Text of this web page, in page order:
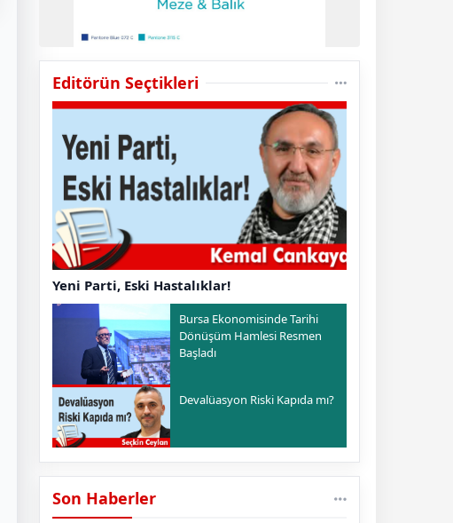
Editörün Seçtikleri
Yeni Parti, Eski Hastalıklar!
Bursa Ekonomisinde Tarihi
Dönüşüm Hamlesi Resmen
Başladı
Devalüasyon Riski Kapıda mı?
Son Haberler